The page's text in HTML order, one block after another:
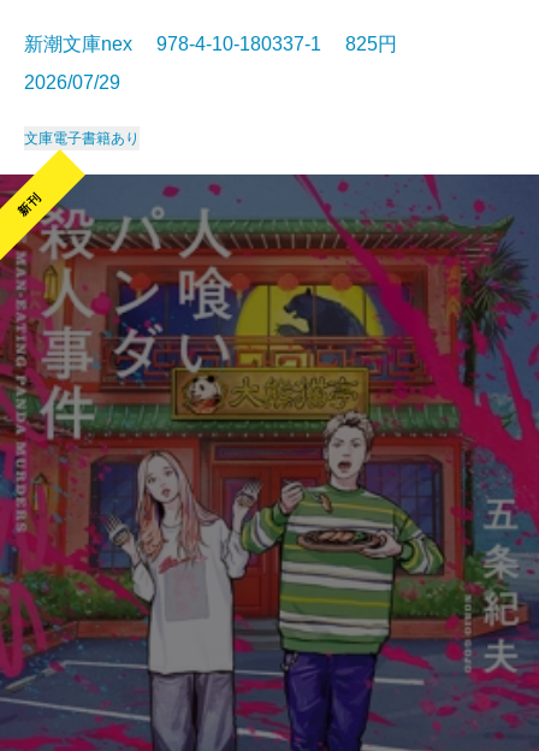
新潮文庫nex 978-4-10-180337-1 825円
2026/07/29
文庫電子書籍あり
新刊